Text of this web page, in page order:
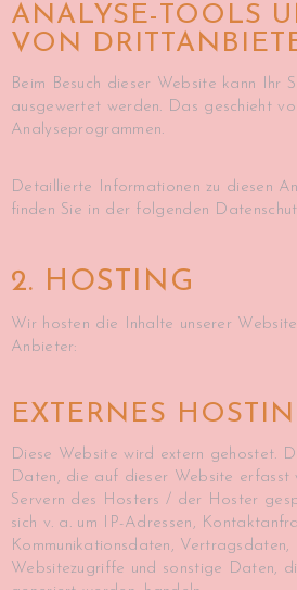
ANALYSE-TOOLS
VON
Beim Besuch dieser Website kann Ihr
ausgewertet werden. Das geschieht
Analyseprogrammen.
Detaillierte Informationen zu diesen
finden Sie in der folgenden
2. HOSTING
Wir hosten die Inhalte unserer
Anbieter:
EXTERNES
Diese Website wird extern gehostet.
Daten, die auf dieser Website erfasst
Servern des Hosters / der Hoster
sich v. a. um IP-Adressen,
Kommunikationsdaten,
Websitezugriffe und sonstige Daten,